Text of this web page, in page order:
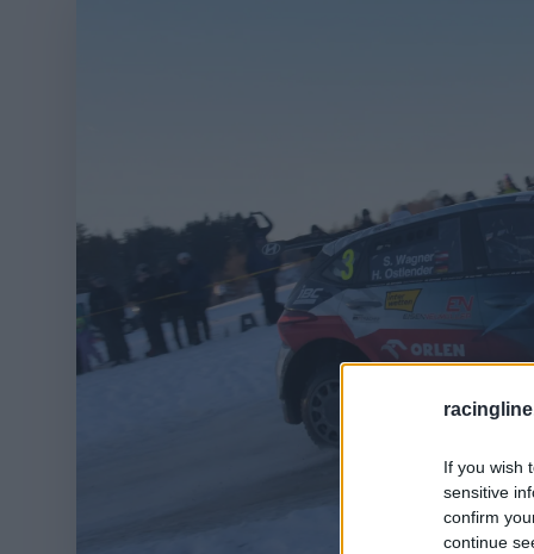
If you wish
sensitive
confirm
continue